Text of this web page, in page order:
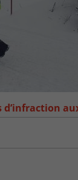
d’infraction